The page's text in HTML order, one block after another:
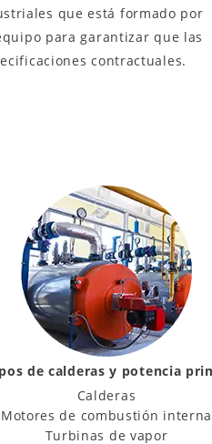
que está formado por
para garantizar que las
contractuales.
de calderas y potencia
Calderas
Motores de combustión interna
Turbinas de vapor